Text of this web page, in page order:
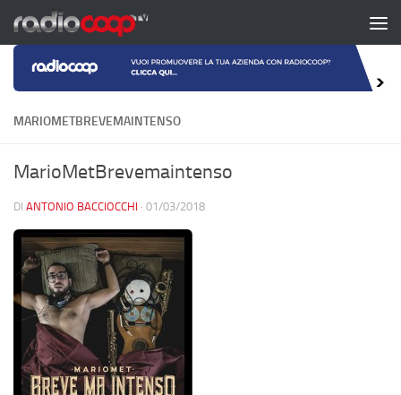
Salta al contenuto
MARIOMETBREVEMAINTENSO
MarioMetBrevemaintenso
DI ANTONIO BACCIOCCHI · 01/03/2018